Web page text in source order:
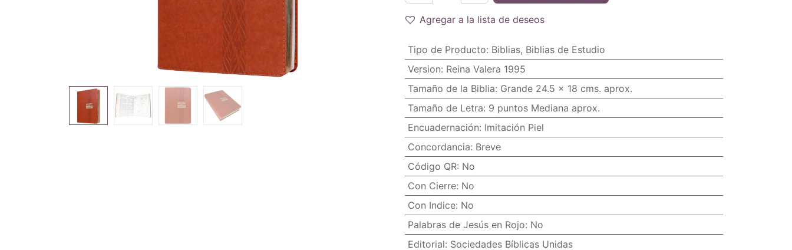
Agregar a la lista de deseos
Tipo de Producto: Biblias, Biblias de Estudio
Version: Reina Valera 1995
Tamaño de la Biblia: Grande 24.5 x 18 cms. aprox.
Tamaño de Letra: 9 puntos Mediana aprox.
Encuadernación: Imitación Piel
Concordancia: Breve
Código QR: No
Con Cierre: No
Con Indice: No
Palabras de Jesús en Rojo: No
Editorial: Sociedades Bíblicas Unidas